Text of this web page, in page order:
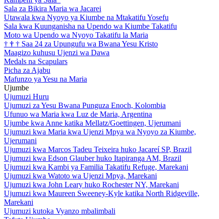
Sala za Bikira Maria wa Jacarei
Utawala kwa Nyoyo ya Kiumbe na Mtakatifu Yosefu
Sala kwa Kuunganisha na Upendo wa Kiumbe Takatifu
Moto wa Upendo wa Nyoyo Takatifu la Maria
† † † Saa 24 za Upungufu wa Bwana Yesu Kristo
Maagizo kuhusu Ujenzi wa Dawa
Medals na Scapulars
Picha za Ajabu
Mafunzo ya Yesu na Maria
Ujumbe
Ujumuzi Huru
Ujumuzi za Yesu Bwana Punguza Enoch, Kolombia
Ufunuo wa Maria kwa Luz de Maria, Argentina
Ujumbe kwa Anne katika Mellatz/Goettingen, Ujerumani
Ujumuzi kwa Maria kwa Ujenzi Mpya wa Nyoyo za Kiumbe,
Ujerumani
Ujumuzi kwa Marcos Tadeu Teixeira huko Jacareí SP, Brazil
Ujumuzi kwa Edson Glauber huko Itapiranga AM, Brazil
Ujumuzi kwa Kambi ya Familia Takatifu Refuge, Marekani
Ujumuzi kwa Watoto wa Ujenzi Mpya, Marekani
Ujumuzi kwa John Leary huko Rochester NY, Marekani
Ujumuzi kwa Maureen Sweeney-Kyle katika North Ridgeville,
Marekani
Ujumuzi kutoka Vyanzo mbalimbali